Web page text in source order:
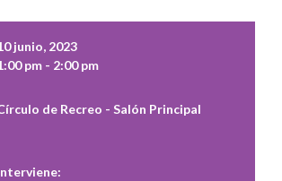
junio, 2023
pm - 2:00 pm
de Recreo - Salón Principal